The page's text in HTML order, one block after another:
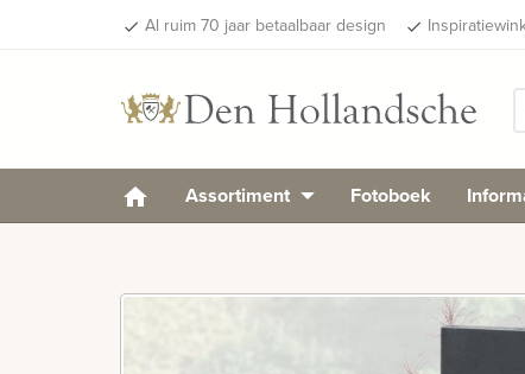
done Al ruim 70 jaar betaalbaar design done
Assortiment Fotoboek